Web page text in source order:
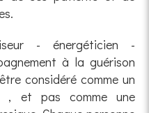
- énergéticien -
à la guérison
considéré comme un
, et pas comme une